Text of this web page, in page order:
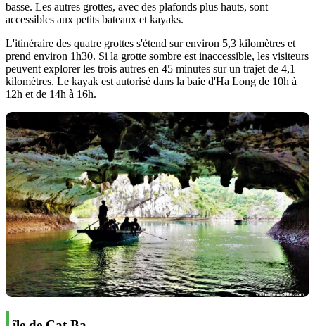
basse. Les autres grottes, avec des plafonds plus hauts, sont
accessibles aux petits bateaux et kayaks.
L'itinéraire des quatre grottes s'étend sur environ 5,3 kilomètres et
prend environ 1h30. Si la grotte sombre est inaccessible, les visiteurs
peuvent explorer les trois autres en 45 minutes sur un trajet de 4,1
kilomètres. Le kayak est autorisé dans la baie d'Ha Long de 10h à
12h et de 14h à 16h.